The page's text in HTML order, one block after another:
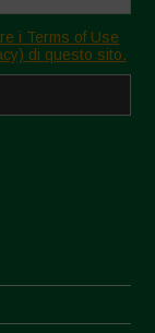
i Terms of Use
di questo sito.